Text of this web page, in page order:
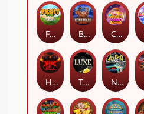
The Luxe
Behind Bars: Masterplan
Hounds Of Hell
Chocolate Rocket
Nitro Nights
Fruit Duel